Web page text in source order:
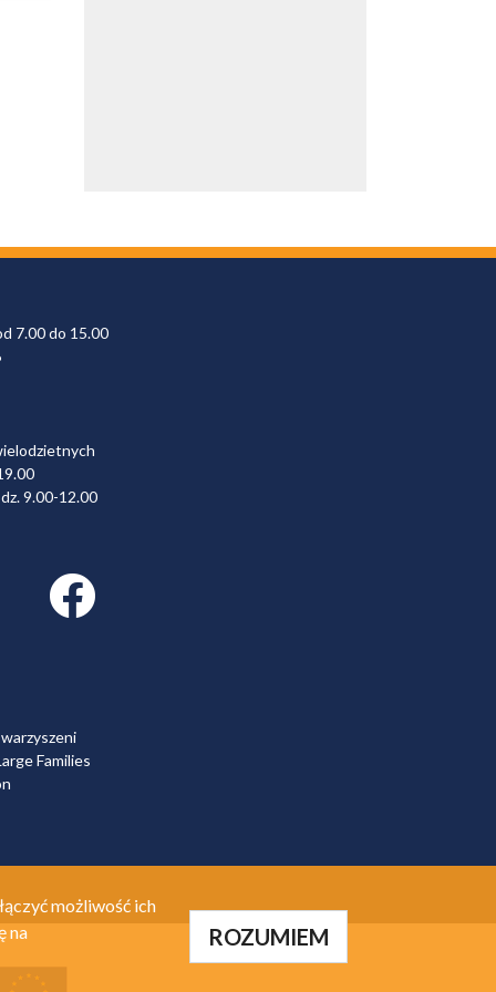
7.00 do 15.00
9.00-12.00
Facebook link
Families
możliwość ich
na
ROZUMIEM